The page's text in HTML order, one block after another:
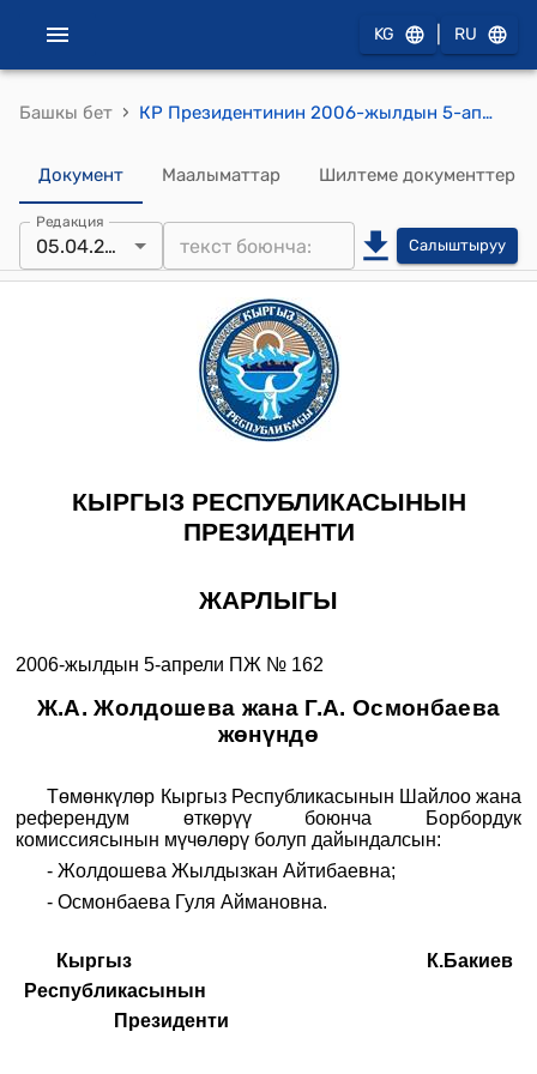
KG RU
Башкы бет › КР Президентинин 2006-жылдын 5-апрелиндеги ПЖ № 162 "Ж.А. Жолдошева жана Г.А. Осмонбаева жөнүндө" Жарлыгы
Документ Маалыматтар Шилтеме документтер
Редакция
05.04.2006 Салыштыруу